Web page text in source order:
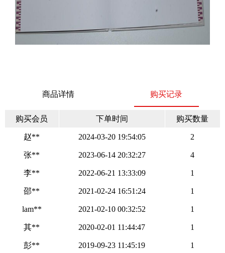
商品详情 购买记录
购买会员 下单时间 购买数量
赵** 2024-03-20 19:54:05 2
张** 2023-06-14 20:32:27 4
李** 2022-06-21 13:33:09 1
邵** 2021-02-24 16:51:24 1
lam** 2021-02-10 00:32:52 1
其** 2020-02-01 11:44:47 1
彭** 2019-09-23 11:45:19 1